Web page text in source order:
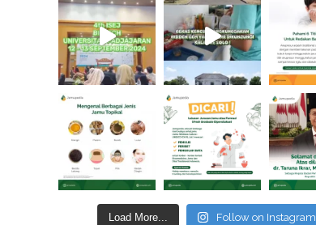
Load More... Follow on Instagram